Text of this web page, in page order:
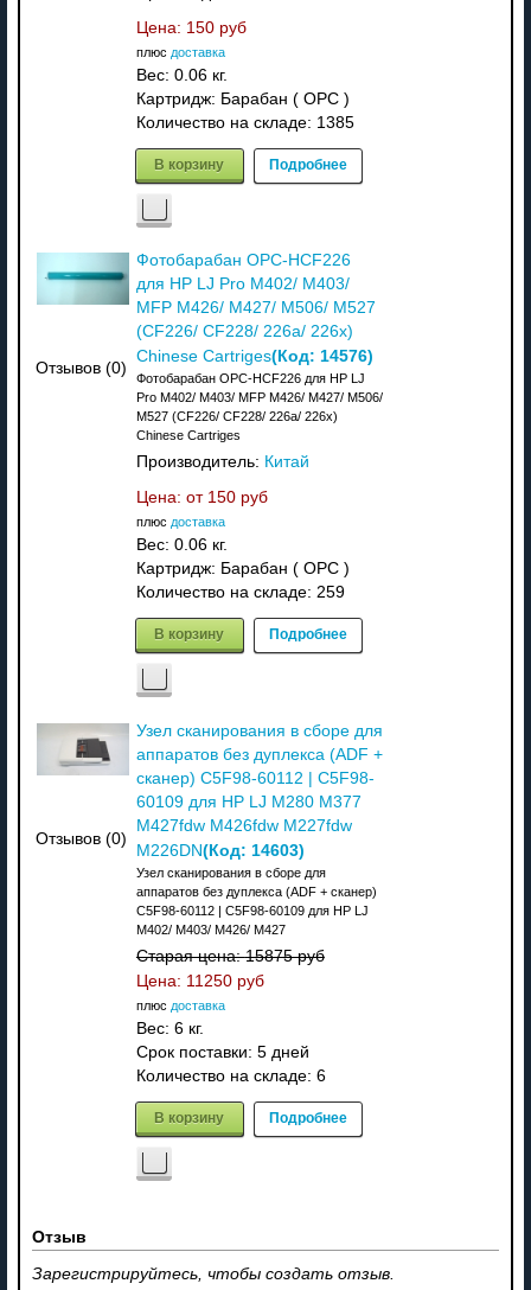
Цена: 150 руб
плюс доставка
Вес: 0.06 кг.
Картридж: Барабан ( OPC )
Количество на складе: 1385
В корзину Подробнее
Отзывов (0)
Фотобарабан OPC-HCF226
для HP LJ Pro M402/ M403/
MFP M426/ M427/ M506/ M527
(CF226/ CF228/ 226a/ 226x)
Chinese Cartriges(Код: 14576)
Фотобарабан OPC-HCF226 для HP LJ
Pro M402/ M403/ MFP M426/ M427/ M506/
M527 (CF226/ CF228/ 226a/ 226x)
Chinese Cartriges
Производитель: Китай
Цена: от 150 руб
плюс доставка
Вес: 0.06 кг.
Картридж: Барабан ( OPC )
Количество на складе: 259
В корзину Подробнее
Отзывов (0)
Узел сканирования в сборе для
аппаратов без дуплекса (ADF +
сканер) C5F98-60112 | C5F98-
60109 для HP LJ M280 M377
M427fdw M426fdw M227fdw
M226DN(Код: 14603)
Узел сканирования в сборе для
аппаратов без дуплекса (ADF + сканер)
C5F98-60112 | C5F98-60109 для HP LJ
M402/ M403/ M426/ M427
Старая цена:15875 руб
Цена: 11250 руб
плюс доставка
Вес: 6 кг.
Срок поставки: 5 дней
Количество на складе: 6
В корзину Подробнее
Отзыв
Зарегистрируйтесь, чтобы создать отзыв.